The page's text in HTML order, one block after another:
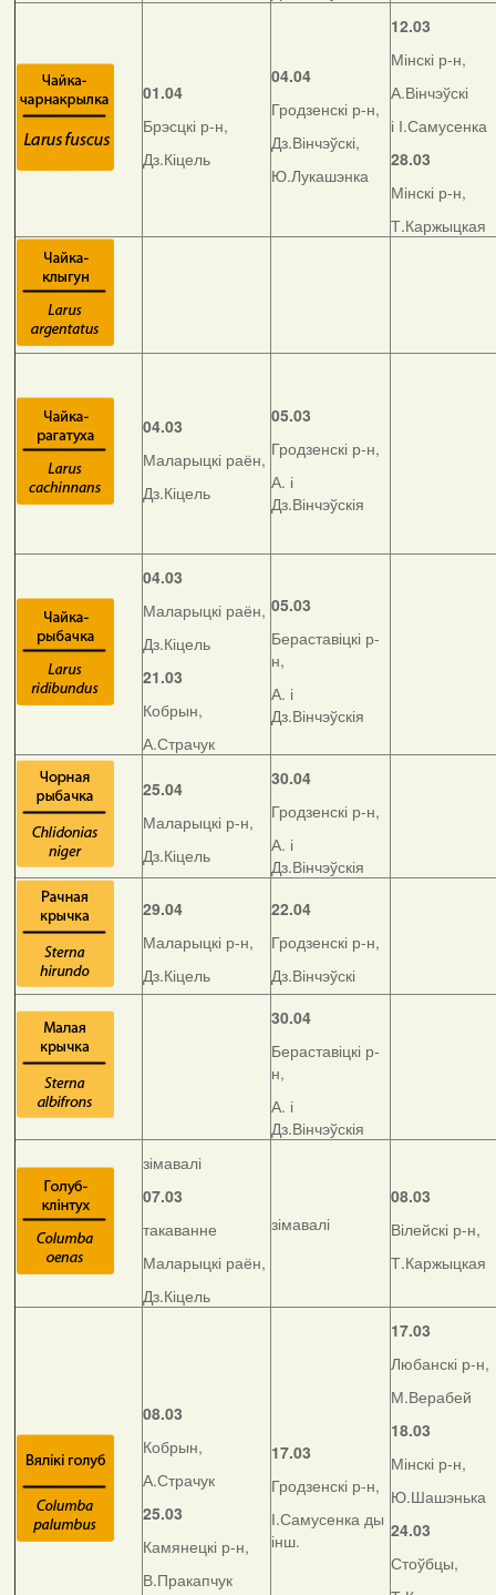
01.04
Брэсцкі р-н,
Дз.Кіцель
04.04
Гродзенскі р-н,
Дз.Вінчэўскі,
Ю.Лукашэнка
12.03
Мінскі р-н,
А.Вінчэўскі
і І.Самусенка
28.03
Мінскі р-н,
Т.Каржыцкая
04.03
Маларыцкі раён,
Дз.Кіцель
05.03
Гродзенскі р-н,
А. і
Дз.Вінчэўскія
04.03
Маларыцкі раён,
Дз.Кіцель
21.03
Кобрын,
А.Страчук
05.03
Бераставіцкі р-
н,
А. і
Дз.Вінчэўскія
25.04
Маларыцкі р-н,
Дз.Кіцель
30.04
Гродзенскі р-н,
А. і
Дз.Вінчэўскія
29.04
Маларыцкі р-н,
Дз.Кіцель
22.04
Гродзенскі р-н,
Дз.Вінчэўскі
30.04
Бераставіцкі р-
н,
А. і
Дз.Вінчэўскія
зімавалі
07.03
такаванне
Маларыцкі раён,
Дз.Кіцель
зімавалі
08.03
Вілейскі р-н,
Т.Каржыцкая
08.03
Кобрын,
А.Страчук
25.03
Камянецкі р-н,
В.Пракапчук
17.03
Гродзенскі р-н,
І.Самусенка ды
інш.
17.03
Любанскі р-н,
М.Верабей
18.03
Мінскі р-н,
Ю.Шашэнька
24.03
Стоўбцы,